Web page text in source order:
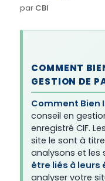
par CBI
COMMENT
GESTION DE
Comment Bien
conseil en
enregistré CIF.
site le sont à
analysons et les
être liés à leurs
analyser votre